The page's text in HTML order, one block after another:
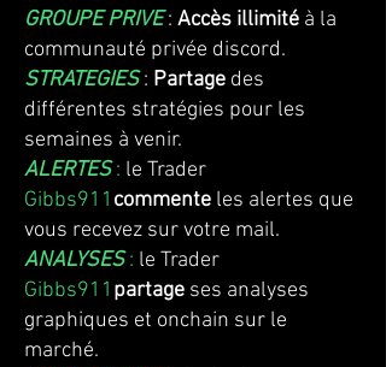
GROUPE PRIVE : Accès illimité à la
communauté privée discord.
STRATEGIES : Partage des
différentes stratégies pour les
semaines à venir.
ALERTES: le Trader
Gibbs911 commente les alertes que
vous recevez sur votre mail.
ANALYSES : le Trader
Gibbs911 partage ses analyses
graphiques et onchain sur le
marché.